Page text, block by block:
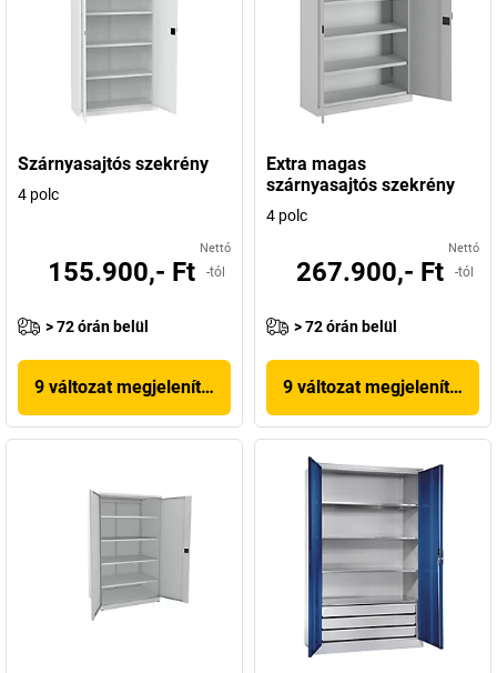
Szárnyasajtós szekrény
4 polc
Nettó
155.900,- Ft -tól
> 72 órán belül
9 változat megjelenítése
Extra magas
szárnyasajtós szekrény
4 polc
Nettó
267.900,- Ft -tól
> 72 órán belül
9 változat megjelenítése